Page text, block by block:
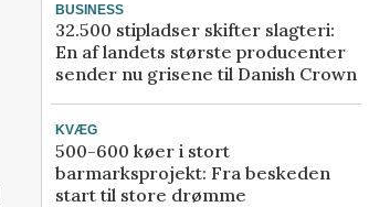
BUSINESS
32.500 stipladser skifter slagteri:
En af landets største producenter
sender nu grisene til Danish Crown
KVÆG
500-600 køer i stort
barmarksprojekt: Fra beskeden
start til store drømme